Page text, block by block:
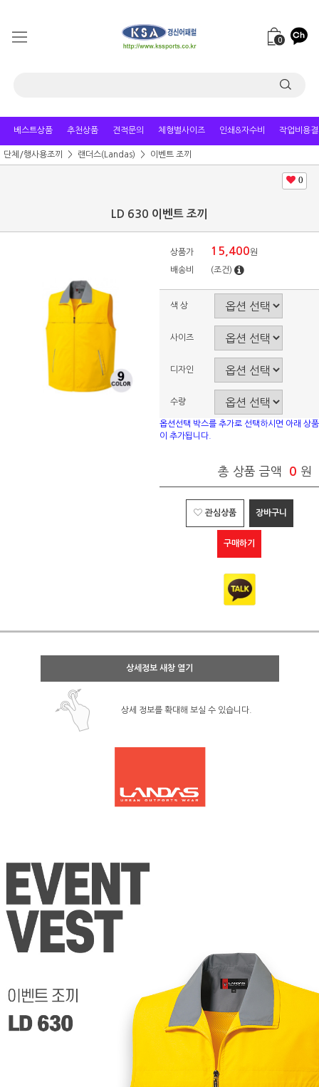
0
베스트상품 추천상품 견적문의 체형별사이즈 인쇄&자수비 작업비용
단체/행사용조끼 랜더스(Landas) 이벤트 조끼
0
LD 630 이벤트 조끼
상품가 15,400원
배송비 (조건)
색 상
사이즈
디자인
수량
옵션선택 박스를 추가로 선택하시면 아래 상품
이 추가됩니다.
총 상품 금액 0 원
관심상품 장바구니
구매하기
상세정보 새창 열기
상세 정보를 확대해 보실 수 있습니다.